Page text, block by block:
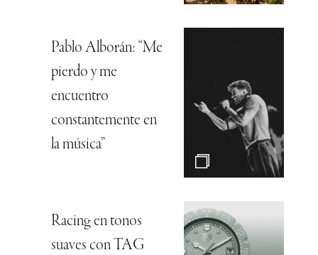
Pablo Alborán: “Me
pierdo y me
encuentro
constantemente en
la música”
Racing en tonos
suaves con TAG